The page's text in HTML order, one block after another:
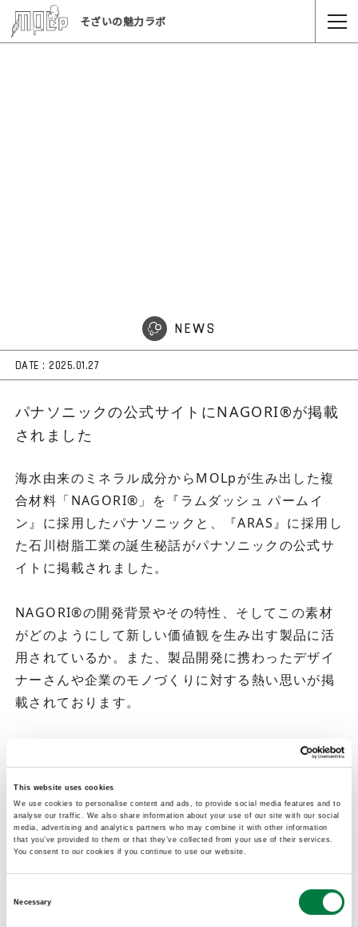
This website uses cookies
We use cookies to personalise content and ads, to provide social media features and to
analyse our traffic. We also share information about your use of our site with our social
media, advertising and analytics partners who may combine it with other information
that you’ve provided to them or that they’ve collected from your use of their services.
You consent to our cookies if you continue to use our website.
Necessary
そざいの魅力ラボ
NEWS
DATE :2025.01.27
パナソニックの公式サイトにNAGORI®が掲載
されました
海水由来のミネラル成分からMOLpが生み出した複
合材料「NAGORI®」を『ラムダッシュ パームイ
ン』に採用したパナソニックと、『ARAS』に採用し
た石川樹脂工業の誕生秘話がパナソニックの公式サ
イトに掲載されました。
NAGORI®の開発背景やその特性、そしてこの素材
がどのようにして新しい価値観を生み出す製品に活
用されているか。また、製品開発に携わったデザイ
ナーさんや企業のモノづくりに対する熱い思いが掲
載されております。
新しい価値づくりに挑んだ2つのブランドがたど
り着いた素材とは。